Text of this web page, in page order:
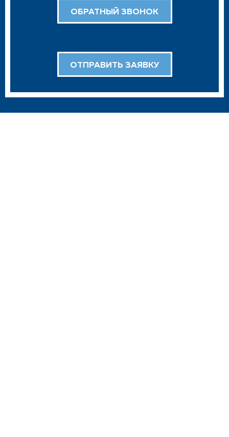
ОБРАТНЫЙ ЗВОНОК
ОТПРАВИТЬ ЗАЯВКУ